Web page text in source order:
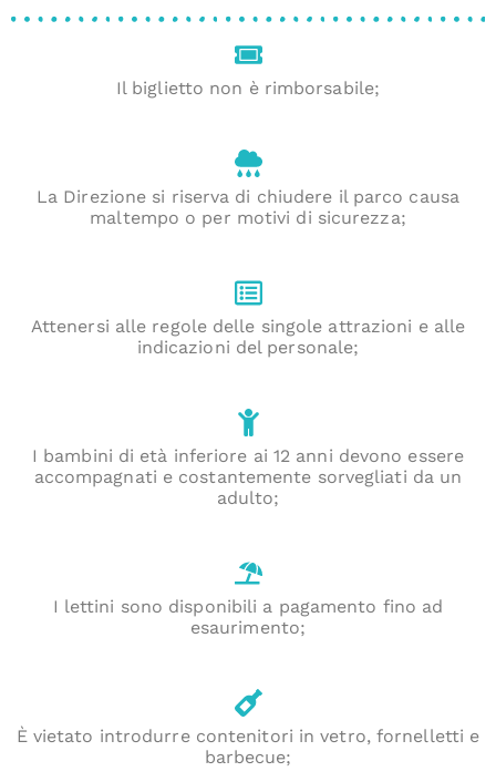
Il biglietto non è rimborsabile;
La Direzione si riserva di chiudere il parco causa
maltempo o per motivi di sicurezza;
Attenersi alle regole delle singole attrazioni e alle
indicazioni del personale;
I bambini di età inferiore ai 12 anni devono essere
accompagnati e costantemente sorvegliati da un
adulto;
I lettini sono disponibili a pagamento fino ad
esaurimento;
È vietato introdurre contenitori in vetro, fornelletti e
barbecue;